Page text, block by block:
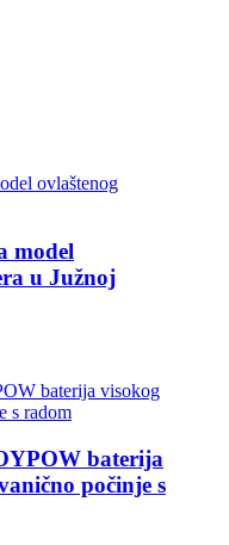
model
u Južnoj
baterija
počinje s